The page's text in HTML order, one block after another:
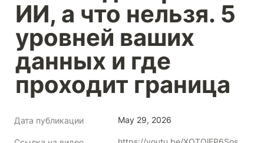
ИИ, а что нельзя. 5
уровней ваших
данных и где
проходит граница
Дата публикации May 29, 2026